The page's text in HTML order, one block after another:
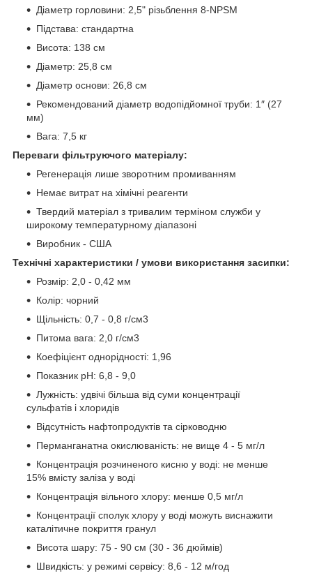
Діаметр горловини: 2,5" різьблення 8-NPSM
Підстава: стандартна
Висота: 138 см
Діаметр: 25,8 см
Діаметр основи: 26,8 см
Рекомендований діаметр водопідйомної труби: 1″ (27
мм)
Вага: 7,5 кг
Переваги фільтруючого матеріалу:
Регенерація лише зворотним промиванням
Немає витрат на хімічні реагенти
Твердий матеріал з тривалим терміном служби у
широкому температурному діапазоні
Виробник - США
Технічні характеристики / умови використання засипки:
Розмір: 2,0 - 0,42 мм
Колір: чорний
Щільність: 0,7 - 0,8 г/см3
Питома вага: 2,0 г/см3
Коефіцієнт однорідності: 1,96
Показник рН: 6,8 - 9,0
Лужність: удвічі більша від суми концентрації
сульфатів і хлоридів
Відсутність нафтопродуктів та сірководню
Перманганатна окислюваність: не вище 4 - 5 мг/л
Концентрація розчиненого кисню у воді: не менше
15% вмісту заліза у воді
Концентрація вільного хлору: менше 0,5 мг/л
Концентрації сполук хлору у воді можуть виснажити
каталітичне покриття гранул
Висота шару: 75 - 90 см (30 - 36 дюймів)
Швидкість: у режимі сервісу: 8,6 - 12 м/год